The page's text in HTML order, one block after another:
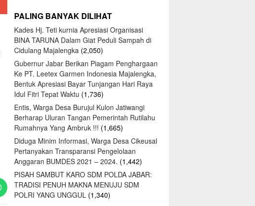
PALING BANYAK DILIHAT
Kades Hj. Teti kurnia Apresiasi Organisasi
BINA TARUNA Dalam Giat Peduli Sampah di
Cidulang Majalengka (2,050)
Gubernur Jabar Berikan Piagam Penghargaan
Ke PT. Leetex Garmen Indonesia Majalengka,
Bentuk Apresiasi Bayar Tunjangan Hari Raya
Idul Fitri Tepat Waktu (1,736)
Entis, Warga Desa Burujul Kulon Jatiwangi
Berharap Uluran Tangan Pemerintah Rutilahu
Rumahnya Yang Ambruk !!! (1,665)
Diduga Minim Informasi, Warga Desa Cikeusal
Pertanyakan Transparansi Pengelolaan
Anggaran BUMDES 2021 – 2024. (1,442)
PISAH SAMBUT KARO SDM POLDA JABAR:
TRADISI PENUH MAKNA MENUJU SDM
POLRI YANG UNGGUL (1,340)